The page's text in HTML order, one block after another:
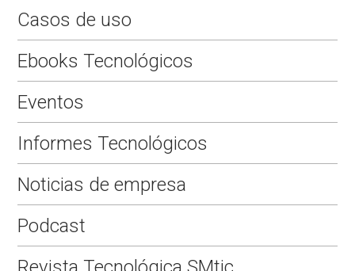
Casos de uso
Ebooks Tecnológicos
Eventos
Informes Tecnológicos
Noticias de empresa
Podcast